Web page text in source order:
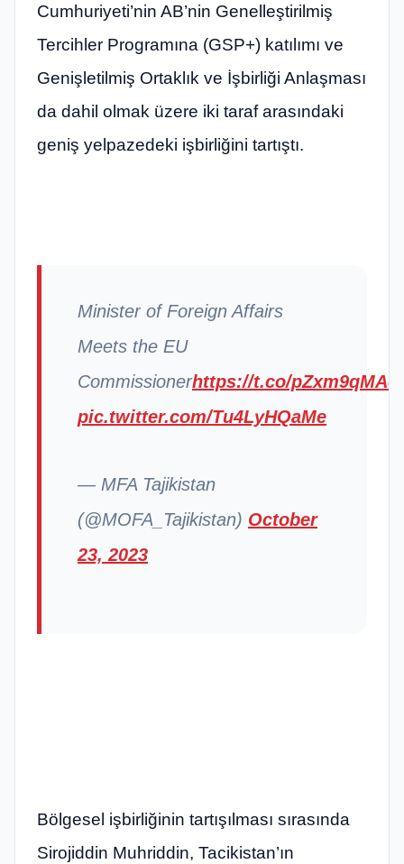
Cumhuriyeti’nin AB’nin Genelleştirilmiş
Tercihler Programına (GSP+) katılımı ve
Genişletilmiş Ortaklık ve İşbirliği Anlaşması
da dahil olmak üzere iki taraf arasındaki
geniş yelpazedeki işbirliğini tartıştı.
Minister of Foreign Affairs
Meets the EU
Commissionerhttps://t.co/
pic.twitter.com/Tu4LyHQaMe
— MFA Tajikistan
(@MOFA_Tajikistan) October
23, 2023
Bölgesel işbirliğinin tartışılması sırasında
Sirojiddin Muhriddin, Tacikistan’ın